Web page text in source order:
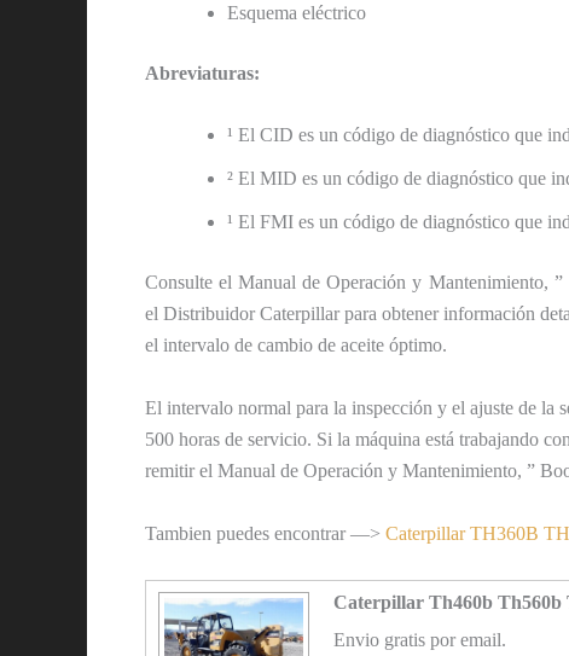
Esquema eléctrico
Abreviaturas:
¹ El CID es un código de diagnóstico que
² El MID es un código de diagnóstico que
¹ El FMI es un código de diagnóstico que
Consulte el Manual de Operación y Mantenimiento,
el Distribuidor Caterpillar para obtener información
el intervalo de cambio de aceite óptimo.
El intervalo normal para la inspección y el ajuste de la
500 horas de servicio. Si la máquina está trabajando
remitir el Manual de Operación y Mantenimiento, ”
Tambien puedes encontrar —> Caterpillar TH360B
Caterpillar Th460b Th560b
Envio gratis por email.